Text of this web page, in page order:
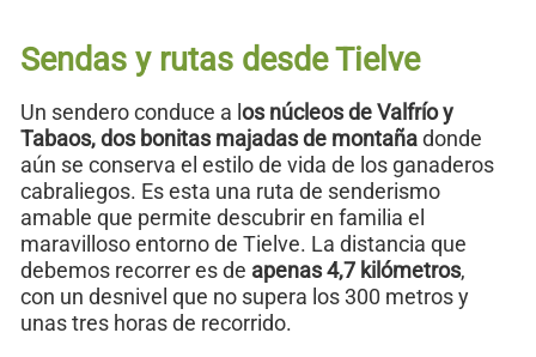
Sendas y rutas desde Tielve
Un sendero conduce a l os núcleos de Valfrío y
Tabaos, dos bonitas majadas de montañadonde
aún se conserva el estilo de vida de los ganaderos
cabraliegos. Es esta una ruta de senderismo
amable que permite descubrir en familia el
maravilloso entorno de Tielve. La distancia que
debemos recorrer es de apenas 4,7 kilómetros,
con un desnivel que no supera los 300 metros y
unas tres horas de recorrido.